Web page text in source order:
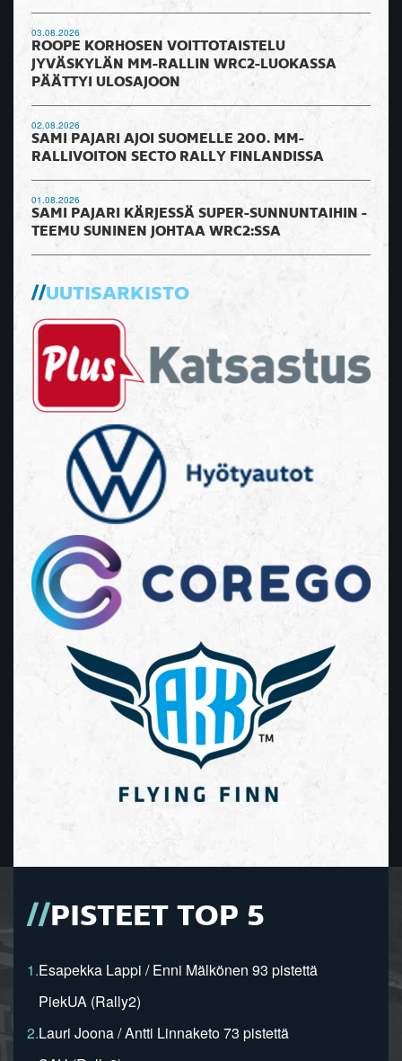
03.08.2026
ROOPE KORHOSEN VOITTOTAISTELU
JYVÄSKYLÄN MM-RALLIN WRC2-LUOKASSA
PÄÄTTYI ULOSAJOON
02.08.2026
SAMI PAJARI AJOI SUOMELLE 200. MM-
RALLIVOITON SECTO RALLY FINLANDISSA
01.08.2026
SAMI PAJARI KÄRJESSÄ SUPER-SUNNUNTAIHIN -
TEEMU SUNINEN JOHTAA WRC2:SSA
UUTISARKISTO
PISTEET TOP 5
1.Esapekka Lappi / Enni Mälkönen 93 pistettä
PiekUA (Rally2)
2.Lauri Joona / Antti Linnaketo 73 pistettä